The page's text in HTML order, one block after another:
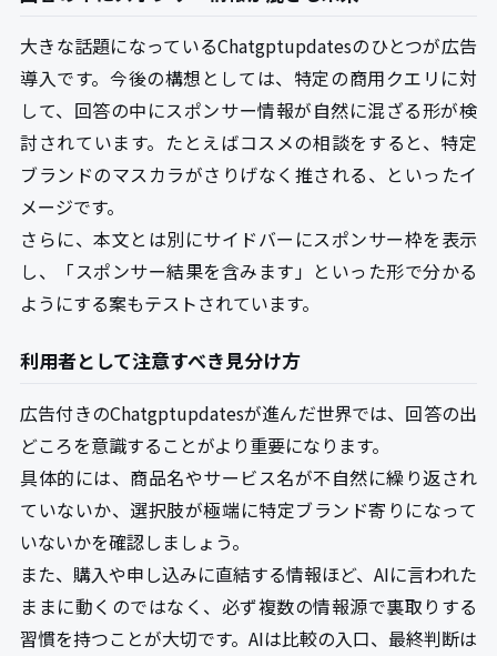
大きな話題になっているChatgptupdatesのひとつが広告
導入です。今後の構想としては、特定の商用クエリに対
して、回答の中にスポンサー情報が自然に混ざる形が検
討されています。たとえばコスメの相談をすると、特定
ブランドのマスカラがさりげなく推される、といったイ
メージです。
さらに、本文とは別にサイドバーにスポンサー枠を表示
し、「スポンサー結果を含みます」といった形で分かる
ようにする案もテストされています。
利用者として注意すべき見分け方
広告付きのChatgptupdatesが進んだ世界では、回答の出
どころを意識することがより重要になります。
具体的には、商品名やサービス名が不自然に繰り返され
ていないか、選択肢が極端に特定ブランド寄りになって
いないかを確認しましょう。
また、購入や申し込みに直結する情報ほど、AIに言われた
ままに動くのではなく、必ず複数の情報源で裏取りする
習慣を持つことが大切です。AIは比較の入口、最終判断は